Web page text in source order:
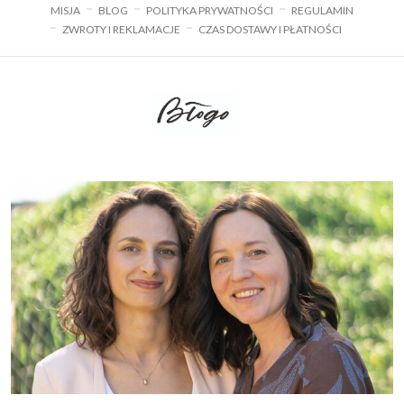
MISJA BLOG POLITYKA PRYWATNOŚCI
REGULAMIN
ZWROTY I REKLAMACJE
CZAS DOSTAWY I PŁATNOŚCI